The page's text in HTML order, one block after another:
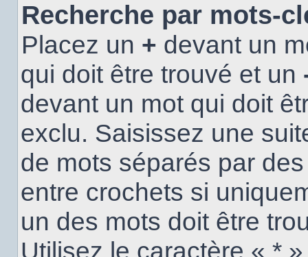
Recherche par mots-
Placez un + devant un
qui doit être trouvé et un
devant un mot qui doit
exclu. Saisissez une
de mots séparés par
entre crochets si
un des mots doit être
Utilisez le caractère « * »